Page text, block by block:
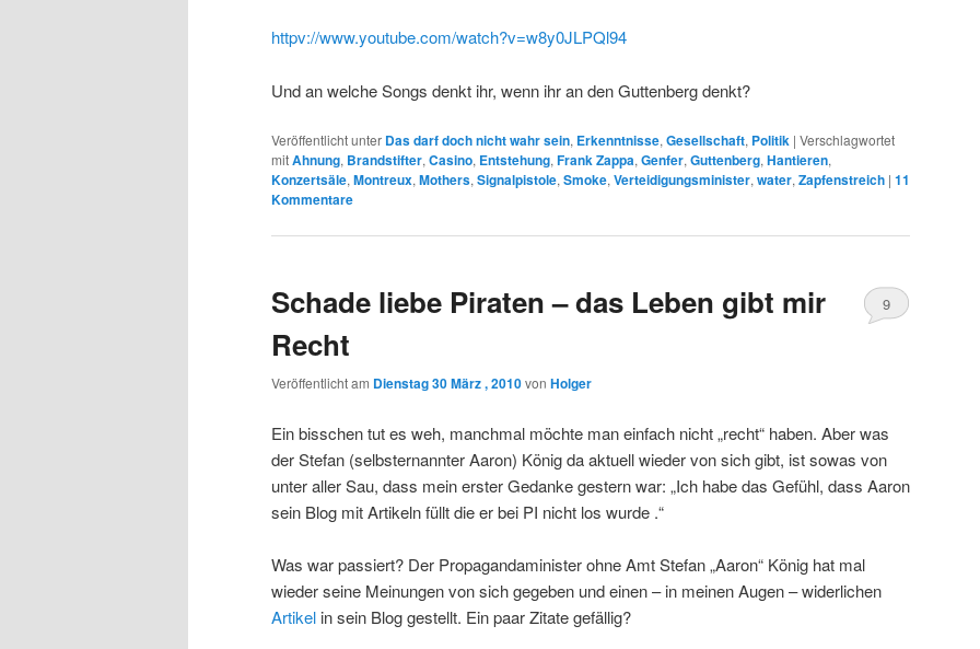
httpv://www.youtube.com/watch?v=w8y0JLPQl94
Und an welche Songs denkt ihr, wenn ihr an den Guttenberg denkt?
Veröffentlicht unter Das darf doch nicht wahr sein, Erkenntnisse, Gesellschaft, Politik | Verschlagwortet
mitAhnung, Brandstifter, Casino, Entstehung, Frank Zappa, Genfer, Guttenberg, Hantieren,
Konzertsäle, Montreux, Mothers, Signalpistole, Smoke, Verteidigungsminister, water, Zapfenstreich | 11
Kommentare
Schade liebe Piraten – das Leben gibt mir
Recht
Veröffentlicht am Dienstag 30 März , 2010von Holger
9
Ein bisschen tut es weh, manchmal möchte man einfach nicht „recht“ haben. Aber was
der Stefan (selbsternannter Aaron) König da aktuell wieder von sich gibt, ist sowas von
unter aller Sau, dass mein erster Gedanke gestern war: „Ich habe das Gefühl, dass Aaron
sein Blog mit Artikeln füllt die er bei PI nicht los wurde .“
Was war passiert? Der Propagandaminister ohne Amt Stefan „Aaron“ König hat mal
wieder seine Meinungen von sich gegeben und einen – in meinen Augen – widerlichen
Artikel in sein Blog gestellt. Ein paar Zitate gefällig?